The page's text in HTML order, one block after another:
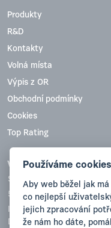
Produkty
R&D
Kontakty
Volná místa
Výpis z OR
Obchodní podmínky
Cookies
Top Rating
VYVA PLAST, s.r.o.
Sobotecká 836
511 01 Turnov
IČO:47780738
DIČ(VAT):CZ47780738
Používáme cookies
Aby web běžel jak
co nejlepší
jejich zpracování
že nám ho dáte,